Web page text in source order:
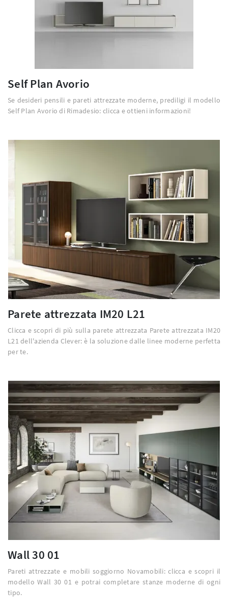
Self Plan Avorio
Se desideri pensili e pareti attrezzate moderne, prediligi il modello
Self Plan Avorio di Rimadesio: clicca e ottieni informazioni!
Parete attrezzata IM20 L21
Clicca e scopri di più sulla parete attrezzata Parete attrezzata IM20
L21 dell'azienda Clever: è la soluzione dalle linee moderne perfetta
per te.
Wall 30 01
Pareti attrezzate e mobili soggiorno Novamobili: clicca e scopri il
modello Wall 30 01 e potrai completare stanze moderne di ogni
tipo.